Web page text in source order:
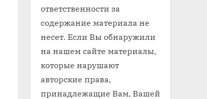
ответственности за
содержание материала не
несет. Если Вы обнаружили
на нашем сайте материалы,
которые нарушают
авторские права,
принадлежащие Вам, Вашей